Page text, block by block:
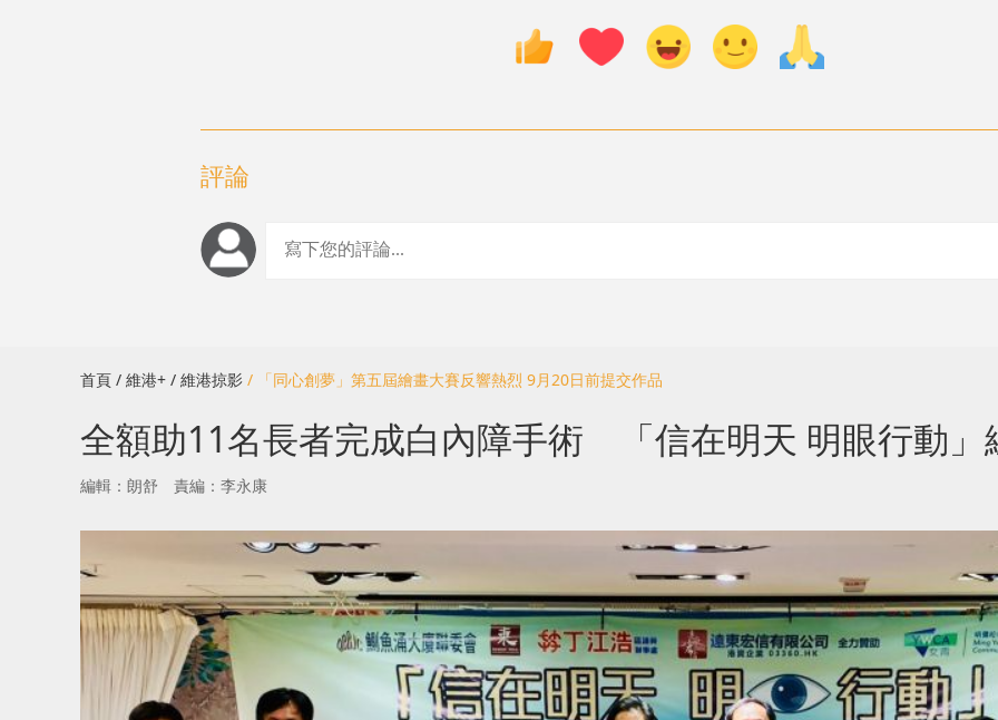
評論
首頁 / 維港+ / 維港掠影 / 「同心創夢」第五屆繪畫大賽反響熱烈 9月20日前提交作品
全額助11名長者完成白內障手術 「信在明天 明眼行動」
編輯：朗舒 責編：李永康